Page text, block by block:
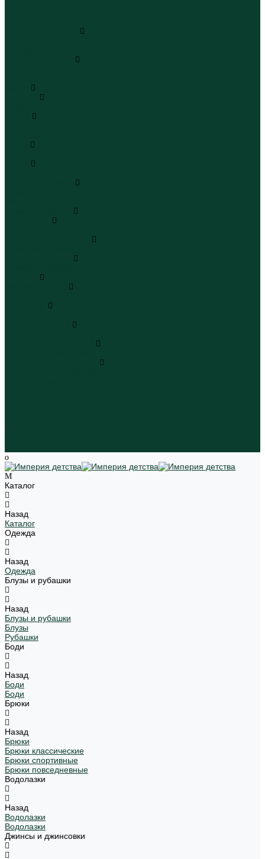
Каталог
Назад
Каталог
Одежда
Назад
Одежда
Блузы и рубашки
Назад
Блузы и рубашки
Блузы
Рубашки
Боди
Назад
Боди
Боди
Брюки
Назад
Брюки
Брюки классические
Брюки спортивные
Брюки повседневные
Водолазки
Назад
Водолазки
Водолазки
Джинсы и джинсовки